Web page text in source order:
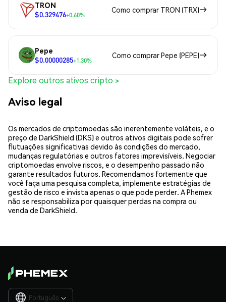
TRON
$0.329476+0.60%
Como comprar TRON (TRX)
Pepe
$0.00000285+1.30%
Como comprar Pepe (PEPE)
Explore outros ativos cripto >
Aviso legal
Os mercados de criptomoedas são inerentemente voláteis, e o
preço de DarkShield (DKS) e outros ativos digitais pode sofrer
flutuações significativas devido às condições do mercado,
mudanças regulatórias e outros fatores imprevisíveis. Negociar
criptomoedas envolve riscos, e o desempenho passado não
garante resultados futuros. Recomendamos fortemente que
você faça uma pesquisa completa, implemente estratégias de
gestão de risco e invista apenas o que pode perder. A Phemex
não se responsabiliza por quaisquer perdas na compra ou
venda de DarkShield.
Português 